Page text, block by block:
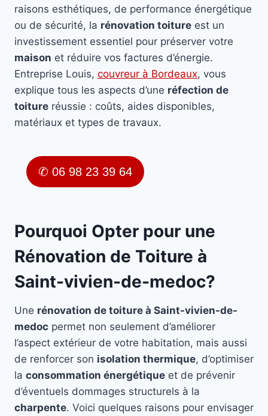
raisons esthétiques, de performance énergétique
ou de sécurité, la rénovation toiture est un
investissement essentiel pour préserver votre
maison et réduire vos factures d’énergie.
Entreprise Louis, couvreur à Bordeaux, vous
explique tous les aspects d’une réfection de
toiture réussie : coûts, aides disponibles,
matériaux et types de travaux.
✆ 06 98 23 39 64
Pourquoi Opter pour une
Rénovation de Toiture à
Saint-vivien-de-medoc?
Une rénovation de toiture à Saint-vivien-de-
medoc permet non seulement d’améliorer
l’aspect extérieur de votre habitation, mais aussi
de renforcer son isolation thermique, d’optimiser
la consommation énergétique et de prévenir
d’éventuels dommages structurels à la
charpente. Voici quelques raisons pour envisager